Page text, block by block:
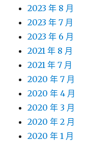
2023 年 8 月
2023 年 7 月
2023 年 6 月
2021 年 8 月
2021 年 7 月
2020 年 7 月
2020 年 4 月
2020 年 3 月
2020 年 2 月
2020 年 1 月